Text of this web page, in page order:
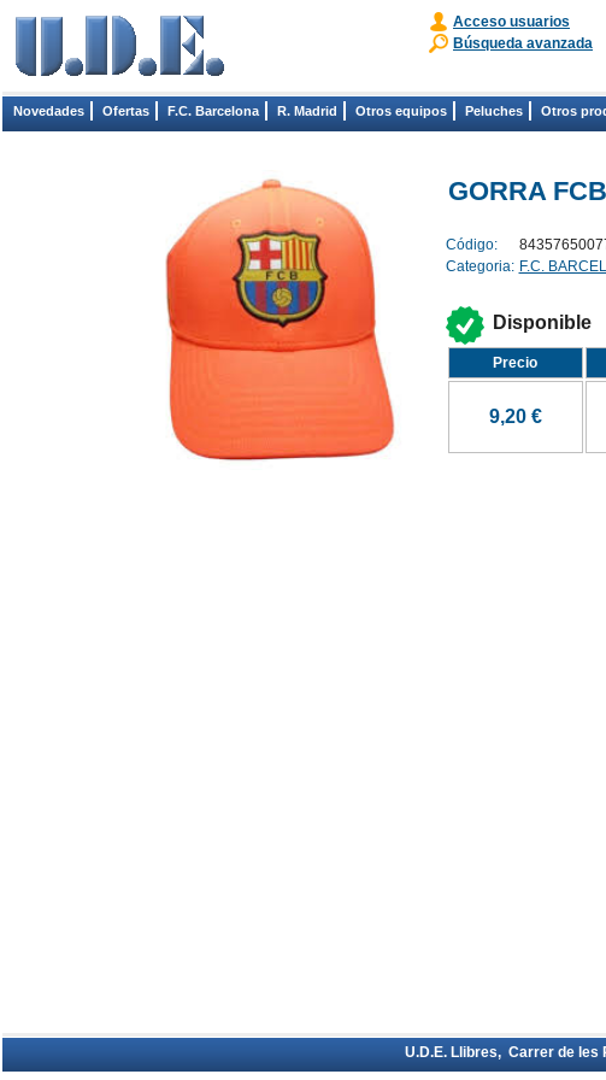
Acceso usuarios
Búsqueda avanzada
Novedades Ofertas F.C. Barcelona R. Madrid Otros equipos Peluches Otros
GORRA
Código:
Categoria: F.C.
Disponible
Precio
9,20 €
U.D.E. Llibres, Carrer de les